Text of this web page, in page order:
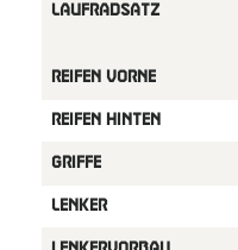
LAUFRADSATZ
REIFEN VORNE
REIFEN HINTEN
GRIFFE
LENKER